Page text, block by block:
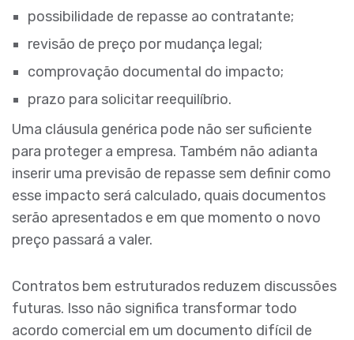
possibilidade de repasse ao contratante;
revisão de preço por mudança legal;
comprovação documental do impacto;
prazo para solicitar reequilíbrio.
Uma cláusula genérica pode não ser suficiente
para proteger a empresa. Também não adianta
inserir uma previsão de repasse sem definir como
esse impacto será calculado, quais documentos
serão apresentados e em que momento o novo
preço passará a valer.
Contratos bem estruturados reduzem discussões
futuras. Isso não significa transformar todo
acordo comercial em um documento difícil de